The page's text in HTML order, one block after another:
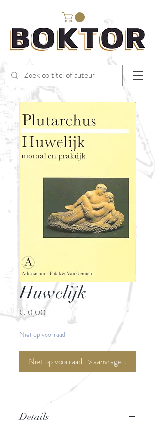
Huwelijk
€ 0,00Prijs
Niet op voorraad
Niet op voorraad -> aanvragen <-
Details